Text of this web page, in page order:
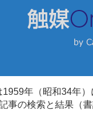
1959年（昭和34年
事の検索と結果（